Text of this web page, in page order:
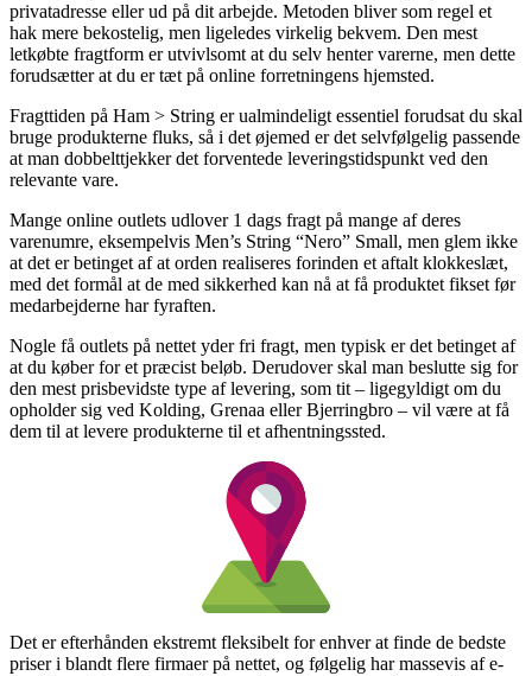
privatadresse eller ud på dit arbejde. Metoden bliver som regel et
hak mere bekostelig, men ligeledes virkelig bekvem. Den mest
letkøbte fragtform er utvivlsomt at du selv henter varerne, men dette
forudsætter at du er tæt på online forretningens hjemsted.
Fragttiden på Ham > String er ualmindeligt essentiel forudsat du skal
bruge produkterne fluks, så i det øjemed er det selvfølgelig passende
at man dobbelttjekker det forventede leveringstidspunkt ved den
relevante vare.
Mange online outlets udlover 1 dags fragt på mange af deres
varenumre, eksempelvis Men’s String “Nero” Small, men glem ikke
at det er betinget af at orden realiseres forinden et aftalt klokkeslæt,
med det formål at de med sikkerhed kan nå at få produktet fikset før
medarbejderne har fyraften.
Nogle få outlets på nettet yder fri fragt, men typisk er det betinget af
at du køber for et præcist beløb. Derudover skal man beslutte sig for
den mest prisbevidste type af levering, som tit – ligegyldigt om du
opholder sig ved Kolding, Grenaa eller Bjerringbro – vil være at få
dem til at levere produkterne til et afhentningssted.
Det er efterhånden ekstremt fleksibelt for enhver at finde de bedste
priser i blandt flere firmaer på nettet, og følgelig har massevis af e-